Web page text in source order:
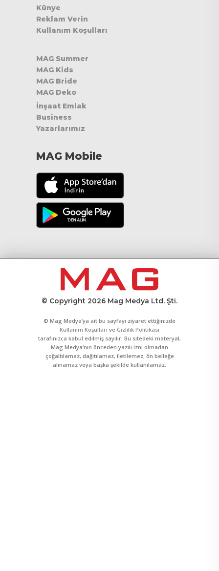
Künye
Reklam Verin
Kullanım Koşulları
MAG Summer
MAG Kids
MAG Bride
MAG Deko
İnşaat Emlak
Business
Yazarlarımız
MAG Mobile
© Copyright 2026 Mag Medya Ltd. Şti.
© Mag Medya’ya ait bu sayfayı ziyaret ettiğinizde
Kullanım Koşulları ve Gizlilik Politikası
tarafınızca kabul edilmiş sayılır. Bu sitedeki materyal,
Mag Medya’nın önceden yazılı izni olmadan
çoğaltılamaz, dağıtılamaz, iletilemez, ön belleğe
alınamaz veya başka şekilde kullanılamaz.